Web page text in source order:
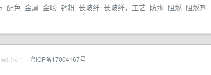
配色 金属 金旸 钙粉 长玻纤 长玻纤，工艺 防水 阻燃 阻燃剂
记录 * · 粤ICP备17004167号